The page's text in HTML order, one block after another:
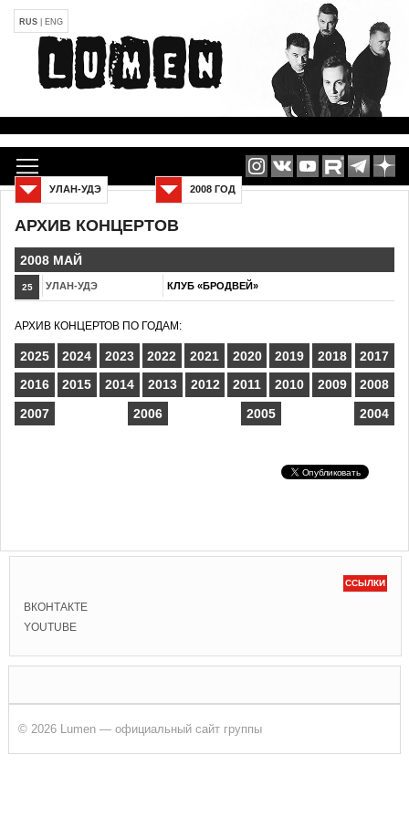
RUS ENG
АРХИВ КОНЦЕРТОВ
2008 ГОД
УЛАН-УДЭ
2008 МАЙ
25 УЛАН-УДЭ КЛУБ «БРОДВЕЙ»
АРХИВ КОНЦЕРТОВ ПО ГОДАМ:
2025 2024 2023 2022 2021 2020 2019 2018
2017
2016
2015 2014 2013 2012 2011 2010 2009
2008
2007
2006 2005 2004
ССЫЛКИ
ВКОНТАКТЕ
YOUTUBE
© 2026 Lumen — официальный сайт группы